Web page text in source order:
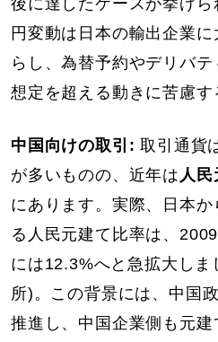
円変動は日本の輸出企業
らし、為替予約やデリバ
想定を超える動きに苦慮す
中国向けの取引: 取引通貨
が多いものの、近年は 人
にあります。実際、日本
る人民元建て比率は、
には12.3%へと急拡大しま
所)。この背景には、中国
推進し、中国企業側も元